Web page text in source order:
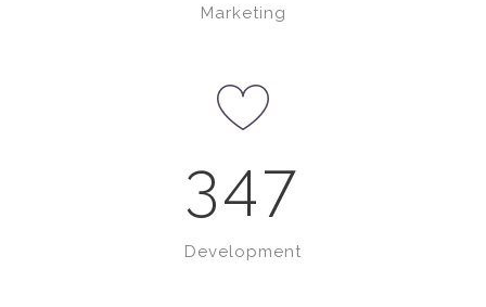
Marketing
347
Development
0
1